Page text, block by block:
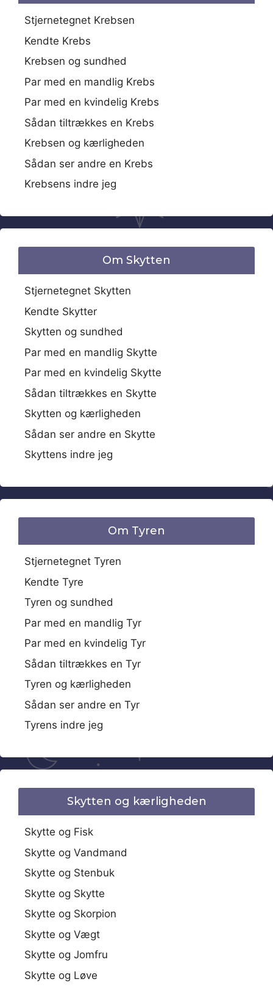
Stjernetegnet Krebsen
Kendte Krebs
Krebsen og sundhed
Par med en mandlig Krebs
Par med en kvindelig Krebs
Sådan tiltrækkes en Krebs
Krebsen og kærligheden
Sådan ser andre en Krebs
Krebsens indre jeg
Om Skytten
Stjernetegnet Skytten
Kendte Skytter
Skytten og sundhed
Par med en mandlig Skytte
Par med en kvindelig Skytte
Sådan tiltrækkes en Skytte
Skytten og kærligheden
Sådan ser andre en Skytte
Skyttens indre jeg
Om Tyren
Stjernetegnet Tyren
Kendte Tyre
Tyren og sundhed
Par med en mandlig Tyr
Par med en kvindelig Tyr
Sådan tiltrækkes en Tyr
Tyren og kærligheden
Sådan ser andre en Tyr
Tyrens indre jeg
Skytten og kærligheden
Skytte og Fisk
Skytte og Vandmand
Skytte og Stenbuk
Skytte og Skytte
Skytte og Skorpion
Skytte og Vægt
Skytte og Jomfru
Skytte og Løve